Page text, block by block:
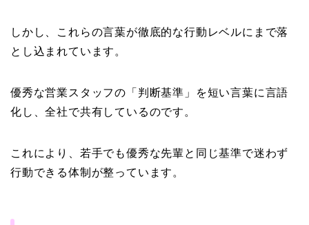
しかし、これらの言葉が徹底的な行動レベルにまで落
とし込まれています。
優秀な営業スタッフの「判断基準」を短い言葉に言語
化し、全社で共有しているのです。
これにより、若手でも優秀な先輩と同じ基準で迷わず
行動できる体制が整っています。